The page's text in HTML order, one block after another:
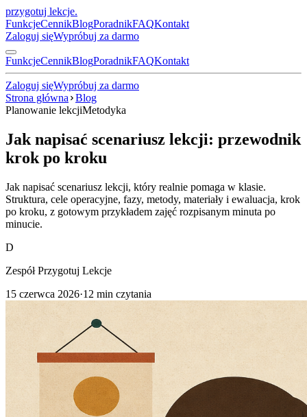
przygotuj lekcje.
FunkcjeCennikBlogPoradnikFAQKontakt
Zaloguj sięWypróbuj za darmo
FunkcjeCennikBlogPoradnikFAQKontakt
Zaloguj sięWypróbuj za darmo
Strona główna
Blog
Planowanie lekcjiMetodyka
Jak napisać scenariusz lekcji: przewodnik
krok po kroku
Jak napisać scenariusz lekcji, który realnie pomaga w klasie.
Struktura, cele operacyjne, fazy, metody, materiały i ewaluacja, krok
po kroku, z gotowym przykładem zajęć rozpisanym minuta po
minucie.
D
Zespół Przygotuj Lekcje
15 czerwca 2026·12 min czytania